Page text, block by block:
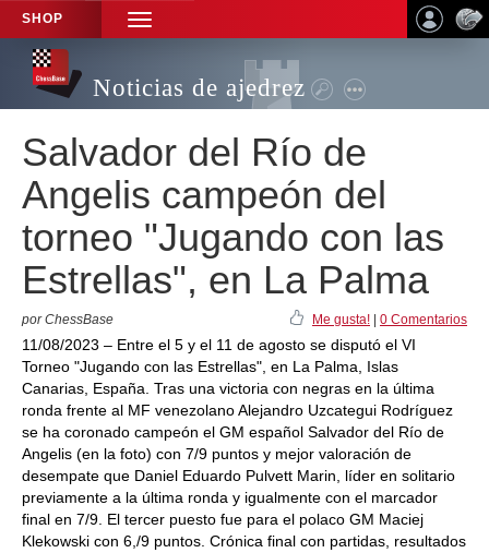
SHOP
TOGGLE
NAVIGATION
Noticias de ajedrez
Salvador del Río de
Angelis campeón del
torneo "Jugando con las
Estrellas", en La Palma
por ChessBase Me gusta! 0 Comentarios
11/08/2023 – Entre el 5 y el 11 de agosto se disputó el VI
Torneo "Jugando con las Estrellas", en La Palma, Islas
Canarias, España. Tras una victoria con negras en la última
ronda frente al MF venezolano Alejandro Uzcategui Rodríguez
se ha coronado campeón el GM español Salvador del Río de
Angelis (en la foto) con 7/9 puntos y mejor valoración de
desempate que Daniel Eduardo Pulvett Marin, líder en solitario
previamente a la última ronda y igualmente con el marcador
final en 7/9. El tercer puesto fue para el polaco GM Maciej
Klekowski con 6,/9 puntos. Crónica final con partidas, resultados